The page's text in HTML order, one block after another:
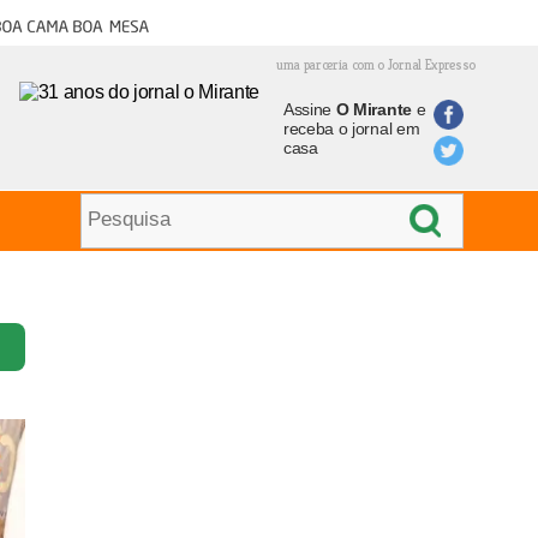
cama boa mesa
uma parceria com o Jornal Expresso
Assine O Mirantee
receba o jornal em
casa